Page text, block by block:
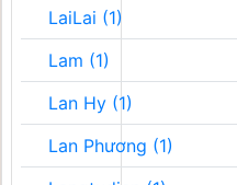
LaiLai (1)
Lam (1)
Lan Hy (1)
Lan Phương (1)